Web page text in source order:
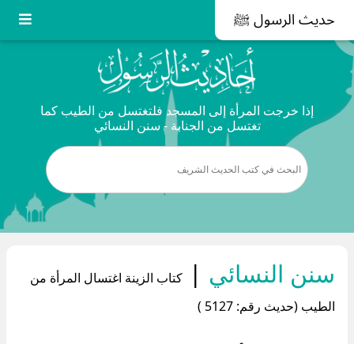
حديث الرسول ﷺ
إذا خرجت المرأة إلى المسجد فلتغتسل من الطيب كما
تغتسل من الجنابة - سنن النسائي
سنن النسائي |
كتاب الزينة اغتسال المرأة من
الطيب (حديث رقم: 5127 )